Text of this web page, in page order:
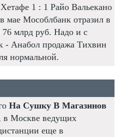
1 : 1 Райо Вальекано
мае Мособлбанк отразил в
76 млрд руб. Надо и с
- Анабол продажа Тихвин
нормальной.
На Сушку В Магазинов
в Москве ведущих
еще в